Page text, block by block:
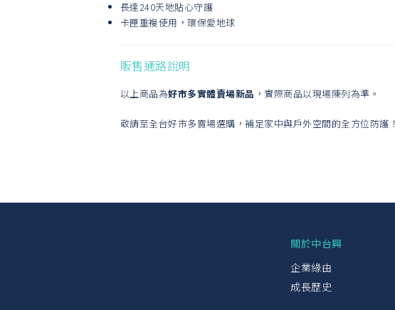
長達240天地貼心守護
卡匣重複使用，環保愛地球
販售通路說明
以上商品為好市多實體賣場新品 ，實際商品以現場陳列為準。
敬請至全台好市多賣場選購，補足家中與戶外空間的全方位防護！
關於中台興
企業緣由
成長歷史